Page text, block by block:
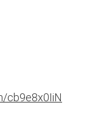
cb9e8x0IiN